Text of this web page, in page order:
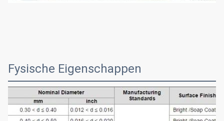
Fysische Eigenschappen